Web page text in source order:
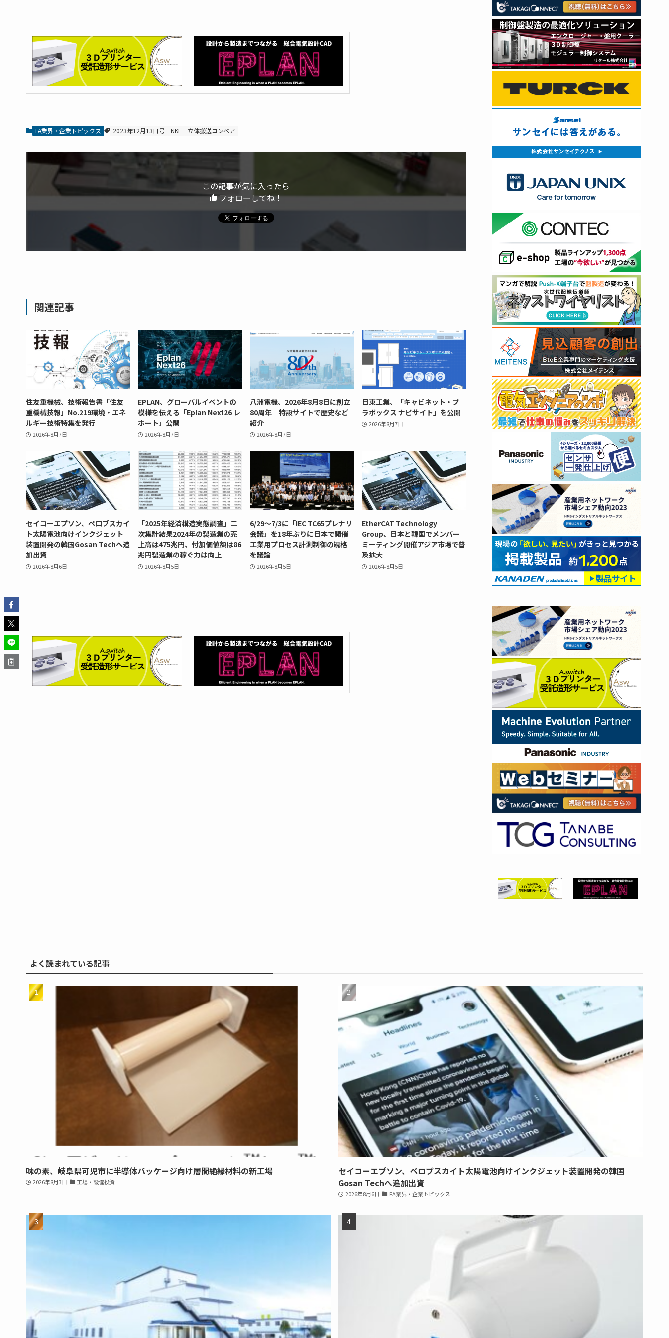
FA業界・企業トピックス 2023年12月13日号 NKE 立体搬送コンベア
この記事が気に入ったら
フォローしてね！
関連記事
住友重機械、技術報告書「住友
重機械技報」No.219環境・エネ
ルギー技術特集を発行
2026年8月7日
EPLAN、グローバルイベントの
模様を伝える「Eplan Next26 レ
ポート」公開
2026年8月7日
八洲電機、2026年8月8日に創立
80周年 特設サイトで歴史など
紹介
2026年8月7日
日東工業、「キャビネット・プ
ラボックス ナビサイト」を公開
2026年8月7日
セイコーエプソン、ペロブスカイ
ト太陽電池向けインクジェット
装置開発の韓国Gosan Techへ追
加出資
2026年8月6日
「2025年経済構造実態調査」二
次集計結果2024年の製造業の売
上高は475兆円、付加価値額は86
兆円製造業の稼ぐ力は向上
2026年8月5日
6/29～7/3に「IEC TC65プレナリ
会議」を18年ぶりに日本で開催
工業用プロセス計測制御の規格
を議論
2026年8月5日
EtherCAT Technology
Group、日本と韓国でメンバー
ミーティング開催アジア市場で普
及拡大
2026年8月5日
よく読まれている記事
味の素、岐阜県可児市に半導体パッケージ向け層間絶縁材料の新工場
2026年8月3日 工場・設備投資
セイコーエプソン、ペロブスカイト太陽電池向けインクジェット装置開発の韓国
Gosan Techへ追加出資
2026年8月6日 FA業界・企業トピックス